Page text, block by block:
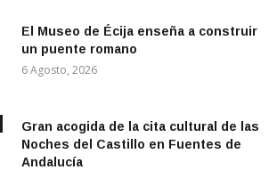
El Museo de Écija enseña a construir
un puente romano
6 Agosto, 2026
Gran acogida de la cita cultural de las
Noches del Castillo en Fuentes de
Andalucía